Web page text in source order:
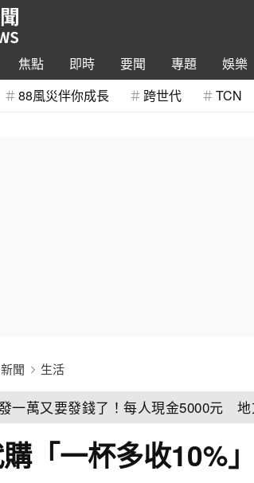
焦點 即時 要聞 專題 娛樂
88風災伴你成長 跨世代 TCN
聞 生活
一萬又要發錢了！每人現金5000元
「一杯多收10%